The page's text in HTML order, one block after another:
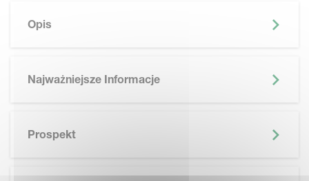
Opis
Najważniejsze Informacje
Prospekt